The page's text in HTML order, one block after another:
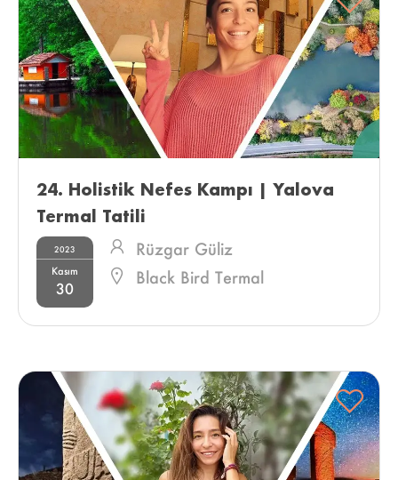
24. Holistik Nefes Kampı | Yalova
Termal Tatili
2023
Kasım
30
Rüzgar Güliz
Black Bird Termal